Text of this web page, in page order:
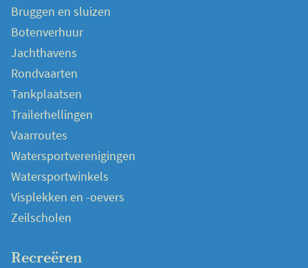
Bruggen en sluizen
Botenverhuur
Jachthavens
Rondvaarten
Tankplaatsen
Trailerhellingen
Vaarroutes
Watersportverenigingen
Watersportwinkels
Visplekken en -oevers
Zeilscholen
Recreëren